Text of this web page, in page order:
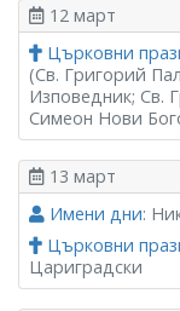
12 март
Църковни
(Св. Григорий
Изповедник; Св.
Симеон Нови
13 март
Имени дни:
Църковни
Цариградски